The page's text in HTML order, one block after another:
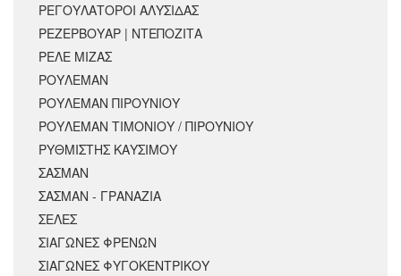
ΡΕΓΟΥΛΑΤΟΡΟΙ ΑΛΥΣΙΔΑΣ
ΡΕΖΕΡΒΟΥΑΡ | ΝΤΕΠΟΖΙΤΑ
ΡΕΛΕ ΜΙΖΑΣ
ΡΟΥΛΕΜΑΝ
ΡΟΥΛΕΜΑΝ ΠΙΡΟΥΝΙΟΥ
ΡΟΥΛΕΜΑΝ ΤΙΜΟΝΙΟΥ / ΠΙΡΟΥΝΙΟΥ
ΡΥΘΜΙΣΤΗΣ ΚΑΥΣΙΜΟΥ
ΣΑΣΜΑΝ
ΣΑΣΜΑΝ - ΓΡΑΝΑΖΙΑ
ΣΕΛΕΣ
ΣΙΑΓΩΝΕΣ ΦΡΕΝΩΝ
ΣΙΑΓΩΝΕΣ ΦΥΓΟΚΕΝΤΡΙΚΟΥ